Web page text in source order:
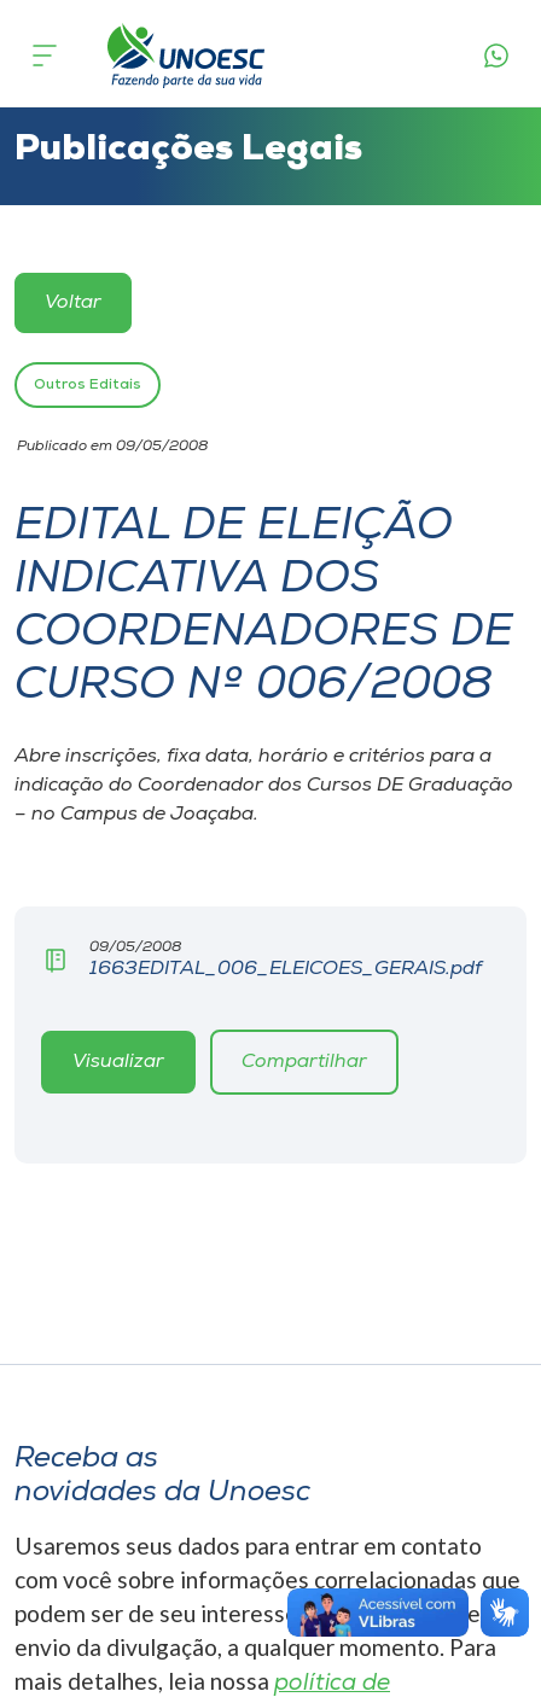
Cursos
Atendimento ao Estudante
Portal de Ensino
Unoesc
Internacionalização
I.nova
Diplomados
CPA
Editora
Museu
A-
Publicações Legais
Voltar
Outros Editais
Publicado em 09/05/2008
EDITAL DE ELEIÇÃO
INDICATIVA DOS
COORDENADORES DE
CURSO Nº 006/2008
Abre inscrições, fixa data, horário e critérios para a
indicação do Coordenador dos Cursos DE Graduação
– no Campus de Joaçaba.
09/05/2008
1663EDITAL_006_ELEICOES_GERAIS.pdf
Visualizar Compartilhar
Receba as
novidades da Unoesc
Usaremos seus dados para entrar em contato
com você sobre informações correlacionadas que
podem ser de seu interesse. Você pode cancelar o
envio da divulgação, a qualquer momento. Para
mais detalhes, leia nossa política de